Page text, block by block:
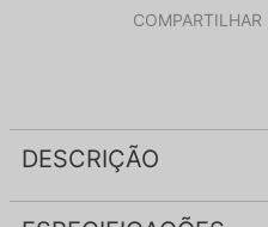
COMPARTILHAR
DESCRIÇÃO